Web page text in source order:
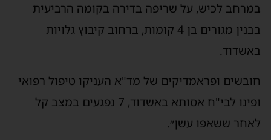
לכיש, על שריפה בדירה בקומה הרביעית
בבנין מגורים בן 4 קומות, ברחוב קיבוץ גלויות
ופראמדיקים של מד"א העניקו טיפול רפואי
ופינו לבי"ח אסותא באשדוד, 7 נפגעים במצב קל
ששאפו עשן״.